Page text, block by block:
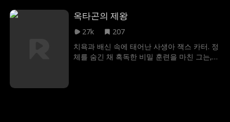
옥타곤의 제왕
27k
207
치욕과 배신 속에 태어난 사생아 잭스 카터. 정
체를 숨긴 채 혹독한 비밀 훈련을 마친 그는,